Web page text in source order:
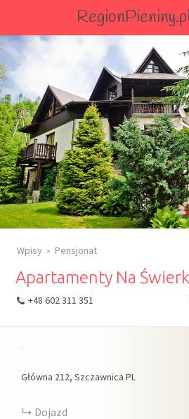
Polecane Przez Nas
Wszystkie Obiekty
Wszystkie Obiekty
Wpisy Pensjonat
Apartamenty Na
+48 602 311 351
Główna 212 Szczawnica PL
Dojazd